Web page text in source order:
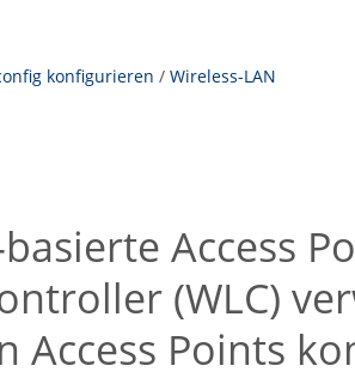
konfigurieren / Wireless-LAN
Access
(WLC)
Access Points